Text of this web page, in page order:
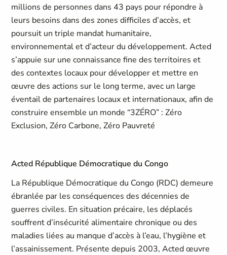
millions de personnes dans 43 pays pour répondre à
leurs besoins dans des zones difficiles d’accès, et
poursuit un triple mandat humanitaire,
environnemental et d’acteur du développement. Acted
s’appuie sur une connaissance fine des territoires et
des contextes locaux pour développer et mettre en
œuvre des actions sur le long terme, avec un large
éventail de partenaires locaux et internationaux, afin de
construire ensemble un monde “3ZÉRO” : Zéro
Exclusion, Zéro Carbone, Zéro Pauvreté
Acted République Démocratique du Congo
La République Démocratique du Congo (RDC) demeure
ébranlée par les conséquences des décennies de
guerres civiles. En situation précaire, les déplacés
souffrent d’insécurité alimentaire chronique ou des
maladies liées au manque d’accès à l’eau, l’hygiène et
l’assainissement. Présente depuis 2003, Acted œuvre